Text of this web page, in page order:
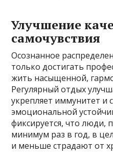
Улучшение
самочувствия
Осознанное
только достигать
жить насыщенной,
Регулярный отдых
укрепляет иммунитет и
эмоциональной
фиксируется, что люди,
минимум раз в год, в
и меньше страдают от